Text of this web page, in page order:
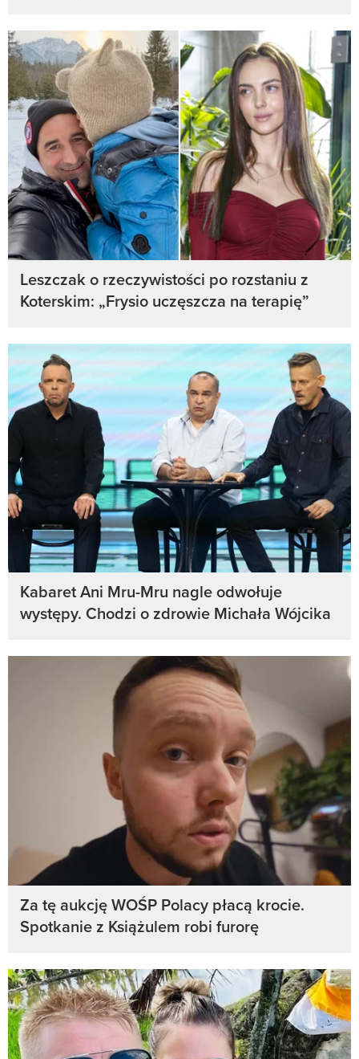
Leszczak o rzeczywistości po rozstaniu z
Koterskim: „Frysio uczęszcza na terapię”
Kabaret Ani Mru-Mru nagle odwołuje
występy. Chodzi o zdrowie Michała Wójcika
Za tę aukcję WOŚP Polacy płacą krocie.
Spotkanie z Książulem robi furorę